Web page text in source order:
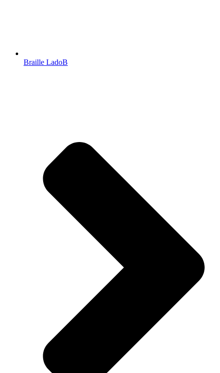
Braille LadoB